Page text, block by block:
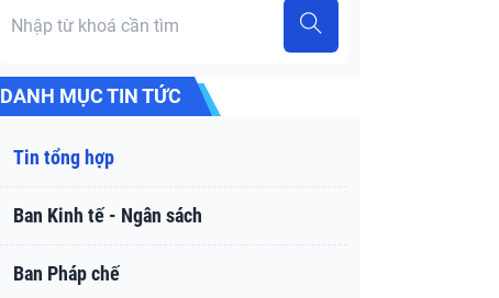
DANH MỤC TIN TỨC
Tin tổng hợp
Ban Kinh tế - Ngân sách
Ban Pháp chế